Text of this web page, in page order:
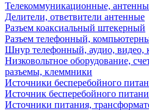
Телекоммуникационные,
Делители, ответвители антенные
Разъем коаксиальный штекерный
Разъем телефонный,
Шнур телефонный, аудио, видео,
Низковольтное оборудование,
разъемы, клеммники
Источники бесперебойного
Источник бесперебойного
Источники питания,